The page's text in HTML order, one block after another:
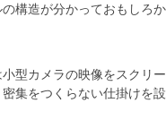
構造が分かっておもしろか
型カメラの映像をスクリー
集をつくらない仕掛けを設